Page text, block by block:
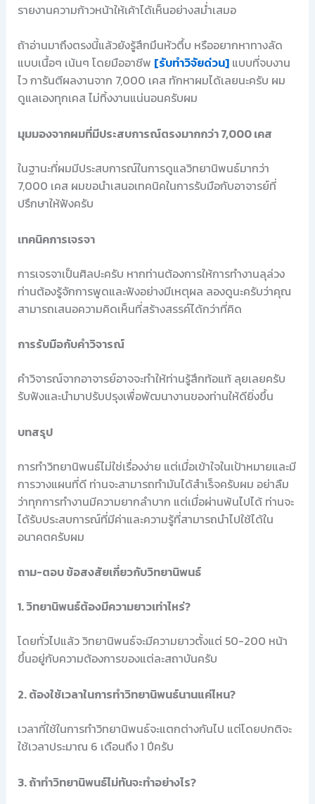
รายงานความก้าวหน้าให้เค้าได้เห็นอย่างสม่ำเสมอ
ถ้าอ่านมาถึงตรงนี้แล้วยังรู้สึกมึนหัวตึ้บ หรืออยากหาทางลัด
แบบเนื้อๆ เน้นๆ โดยมืออาชีพ [รับทำวิจัยด่วน]แบบที่จบงาน
ไว การันตีผลงานจาก 7,000 เคส ทักหาผมได้เลยนะครับ ผม
ดูแลเองทุกเคส ไม่ทิ้งงานแน่นอนครับผม
มุมมองจากผมที่มีประสบการณ์ตรงมากกว่า 7,000 เคส
ในฐานะที่ผมมีประสบการณ์ในการดูแลวิทยานิพนธ์มากว่า
7,000 เคส ผมขอนำเสนอเทคนิคในการรับมือกับอาจารย์ที่
ปรึกษาให้ฟังครับ
เทคนิคการเจรจา
การเจรจาเป็นศิลปะครับ หากท่านต้องการให้การทำงานลุล่วง
ท่านต้องรู้จักการพูดและฟังอย่างมีเหตุผล ลองดูนะครับว่าคุณ
สามารถเสนอความคิดเห็นที่สร้างสรรค์ได้กว่าที่คิด
การรับมือกับคำวิจารณ์
คำวิจารณ์จากอาจารย์อาจจะทำให้ท่านรู้สึกท้อแท้ ลุยเลยครับ
รับฟังและนำมาปรับปรุงเพื่อพัฒนางานของท่านให้ดียิ่งขึ้น
บทสรุป
การทำวิทยานิพนธ์ไม่ใช่เรื่องง่าย แต่เมื่อเข้าใจในเป้าหมายและมี
การวางแผนที่ดี ท่านจะสามารถทำมันได้สำเร็จครับผม อย่าลืม
ว่าทุกการทำงานมีความยากลำบาก แต่เมื่อผ่านพ้นไปได้ ท่านจะ
ได้รับประสบการณ์ที่มีค่าและความรู้ที่สามารถนำไปใช้ได้ใน
อนาคตครับผม
ถาม-ตอบ ข้อสงสัยเกี่ยวกับวิทยานิพนธ์
1. วิทยานิพนธ์ต้องมีความยาวเท่าไหร่?
โดยทั่วไปแล้ว วิทยานิพนธ์จะมีความยาวตั้งแต่ 50-200 หน้า
ขึ้นอยู่กับความต้องการของแต่ละสถาบันครับ
2. ต้องใช้เวลาในการทำวิทยานิพนธ์นานแค่ไหน?
เวลาที่ใช้ในการทำวิทยานิพนธ์จะแตกต่างกันไป แต่โดยปกติจะ
ใช้เวลาประมาณ 6 เดือนถึง 1 ปีครับ
3. ถ้าทำวิทยานิพนธ์ไม่ทันจะทำอย่างไร?